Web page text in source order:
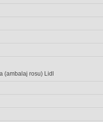
(ambalaj rosu) Lidl